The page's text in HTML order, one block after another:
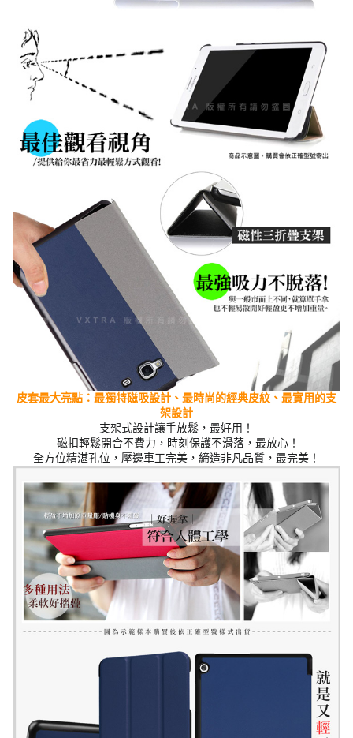
皮套最大亮點：最獨特磁吸設計、最時尚的經典皮紋 、最實用的支
架設計
支架式設計讓手放鬆，最好用！
磁扣輕鬆開合不費力，時刻保護不滑落，最放心！
全方位精湛孔位，壓邊車工完美，締造非凡品質，最完美！